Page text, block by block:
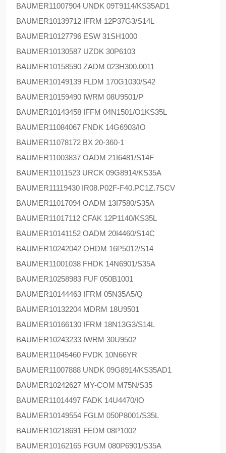
BAUMER11007904 UNDK 09T9114/KS35AD1
BAUMER10139712 IFRM 12P37G3/S14L
BAUMER10127796 ESW 31SH1000
BAUMER10130587 UZDK 30P6103
BAUMER10158590 ZADM 023H300.0011
BAUMER10149139 FLDM 170G1030/S42
BAUMER10159490 IWRM 08U9501/P
BAUMER10143458 IFFM 04N1501/O1KS35L
BAUMER11084067 FNDK 14G6903/IO
BAUMER11078172 BX 20-360-1
BAUMER11003837 OADM 21I6481/S14F
BAUMER11011523 URCK 09G8914/KS35A
BAUMER11119430 IR08.P02F-F40.PC1Z.7SCV
BAUMER11017094 OADM 13I7580/S35A
BAUMER11017112 CFAK 12P1140/KS35L
BAUMER10141152 OADM 20I4460/S14C
BAUMER10242042 OHDM 16P5012/S14
BAUMER11001038 FHDK 14N6901/S35A
BAUMER10258983 FUF 050B1001
BAUMER10144463 IFRM 05N35A5/Q
BAUMER10132204 MDRM 18U9501
BAUMER10166130 IFRM 18N13G3/S14L
BAUMER10243233 IWRM 30U9502
BAUMER11045460 FVDK 10N66YR
BAUMER11007888 UNDK 09G8914/KS35AD1
BAUMER10242627 MY-COM M75N/S35
BAUMER11014497 FADK 14U4470/IO
BAUMER10149554 FGLM 050P8001/S35L
BAUMER10218691 FEDM 08P1002
BAUMER10162165 FGUM 080P6901/S35A